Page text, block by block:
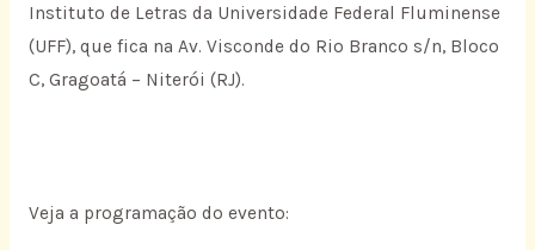
Instituto de Letras da Universidade Federal Fluminense
(UFF), que fica na Av. Visconde do Rio Branco s/n, Bloco
C, Gragoatá – Niterói (RJ).
Veja a programação do evento: